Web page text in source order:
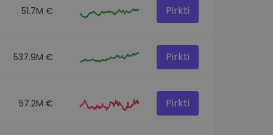
51.7M € Pirkti
537.9M € Pirkti
57.2M € Pirkti